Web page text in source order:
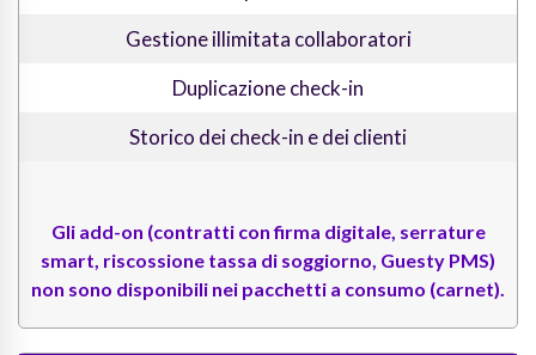
Gestione illimitata collaboratori
Duplicazione check-in
Storico dei check-in e dei clienti
Gliadd-on (contratti con firma digitale, serrature
smart, riscossione tassa di soggiorno, Guesty PMS)
non sono disponibili nei pacchetti a consumo (carnet).